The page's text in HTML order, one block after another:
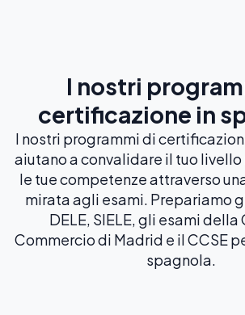
I nostri
certificazione in
I nostri programmi di
aiutano a convalidare il tuo
le tue competenze attraverso
mirata agli esami. Prepariamo
DELE, SIELE, gli esami della
Commercio di Madrid e il CCSE
spagnola.